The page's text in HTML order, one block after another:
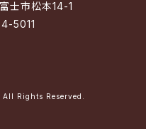
士市松本14-1
5011
Rights Reserved.